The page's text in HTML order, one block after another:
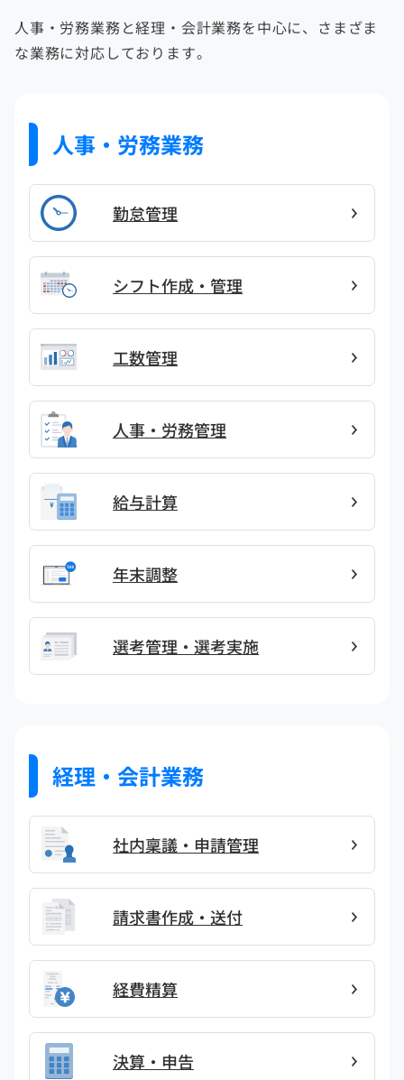
人事・労務業務と経理・会計業務を中心に、さまざま
な業務に対応しております。
人事・労務業務
勤怠管理
シフト作成・管理
工数管理
人事・労務管理
給与計算
年末調整
選考管理・選考実施
経理・会計業務
社内稟議・申請管理
請求書作成・送付
経費精算
決算・申告